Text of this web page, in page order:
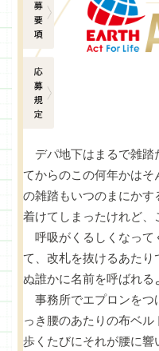
デパ地下はまるで雑踏
てからのこの何年かはそ
の雑踏もいつのまにか
着けてしまったけれど、
呼吸がくるしくなって
て、改札を抜けるあた
ぬ誰かに名前を呼ばれる
事務所でエプロンをつ
っき腰のあたりの布ベル
歩くたびにそれが腰に響